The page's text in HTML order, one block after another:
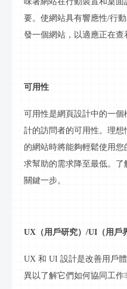
要。使網站具有響應性/行動
發一個網站，以適應正在查
可用性
可用性是網頁設計中的一
計的訪問者的可用性。理
的網站時將能夠輕鬆使用
求幫助的需求降至最低。
關鍵一步。
UX（用戶研究）/UI（用戶
UX 和 UI 設計是改善用戶
異以了解它們如何協同工作